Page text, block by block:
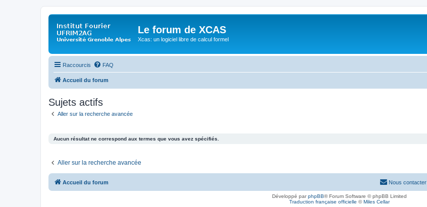
Le forum de XCAS
Xcas: un logiciel libre de calcul formel
Raccourcis FAQ
Accueil du forum
Sujets actifs
Aller sur la recherche avancée
Aucun résultat ne correspond aux termes que vous avez spécifiés.
Aller sur la recherche avancée
Accueil du forum Nous contacter
Développé parphpBB® Forum Software © phpBB Limited
Traduction française officielle ©Miles Cellar